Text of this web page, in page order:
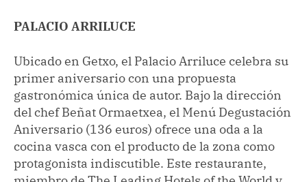
PALACIO ARRILUCE
Ubicado en Getxo, el Palacio Arriluce celebra su
primer aniversario con una propuesta
gastronómica única de autor. Bajo la dirección
del chef Beñat Ormaetxea, el Menú Degustación
Aniversario (136 euros) ofrece una oda a la
cocina vasca con el producto de la zona como
protagonista indiscutible. Este restaurante,